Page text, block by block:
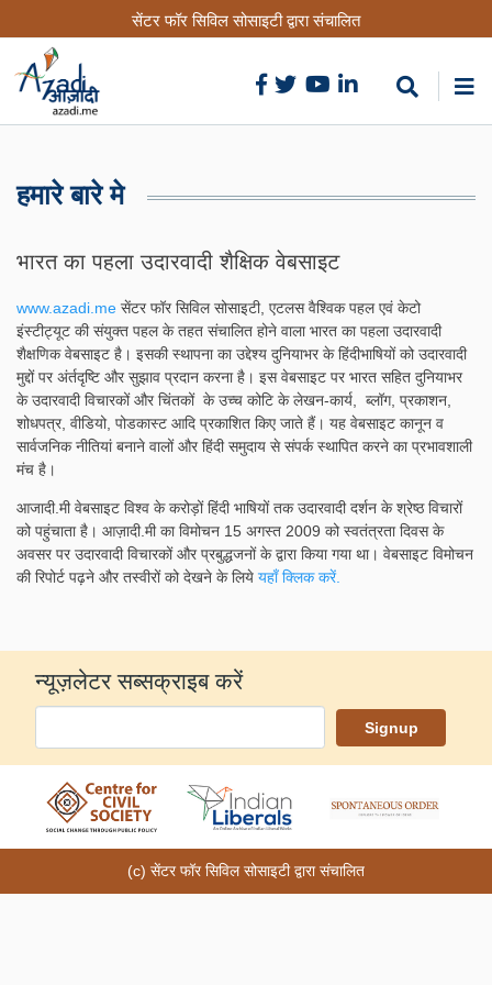
to
content
सेंटर फॉर सिविल सोसाइटी द्वारा संचालित
हमारे बारे मे
भारत का पहला उदारवादी शैक्षिक वेबसाइट
www.azadi.me सेंटर फॉर सिविल सोसाइटी, एटलस वैश्विक पहल एवं केटो
इंस्टीट्यूट की संयुक्त पहल के तहत संचालित होने वाला भारत का पहला उदारवादी
शैक्षणिक वेबसाइट है। इसकी स्थापना का उद्देश्य दुनियाभर के हिंदीभाषियों को उदारवादी
मुद्दों पर अंर्तदृष्टि और सुझाव प्रदान करना है। इस वेबसाइट पर भारत सहित दुनियाभर
के उदारवादी विचारकों और चिंतकों के उच्च कोटि के लेखन-कार्य, ब्लॉग, प्रकाशन,
शोधपत्र, वीडियो, पोडकास्ट आदि प्रकाशित किए जाते हैं। यह वेबसाइट कानून व
सार्वजनिक नीतियां बनाने वालों और हिंदी समुदाय से संपर्क स्थापित करने का प्रभावशाली
मंच है।
आजादी.मी वेबसाइट विश्व के करोड़ों हिंदी भाषियों तक उदारवादी दर्शन के श्रेष्ठ विचारों
को पहुंचाता है। आज़ादी.मी का विमोचन 15 अगस्त 2009 को स्वतंत्रता दिवस के
अवसर पर उदारवादी विचारकों और प्रबुद्धजनों के द्वारा किया गया था। वेबसाइट विमोचन
की रिपोर्ट पढ़ने और तस्वीरों को देखने के लिये यहाँ क्लिक करें.
न्यूज़लेटर सब्सक्राइब करें
(c) सेंटर फॉर सिविल सोसाइटी द्वारा संचालित